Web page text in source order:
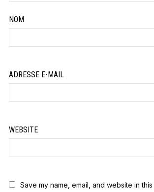
NOM
ADRESSE E-MAIL
WEBSITE
Save my name, email, and website in